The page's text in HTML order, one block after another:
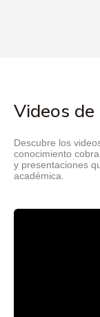
Videos
Descubre los
conocimiento
y presentaciones
académica.